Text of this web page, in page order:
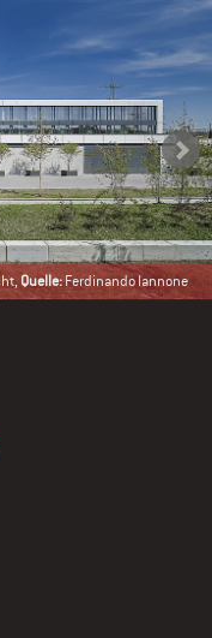
Quelle:Ferdinando Iannone